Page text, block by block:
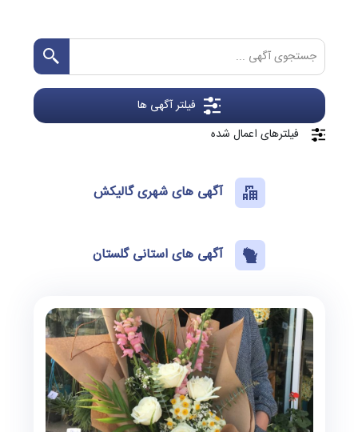
فیلتر آگهی ها
فیلترهای اعمال شده
آگهی های شهری گالیکش
آگهی های استانی گلستان